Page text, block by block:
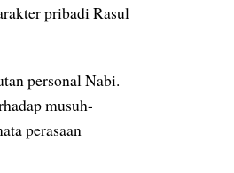
pribadi Rasul
personal Nabi.
musuh-
perasaan